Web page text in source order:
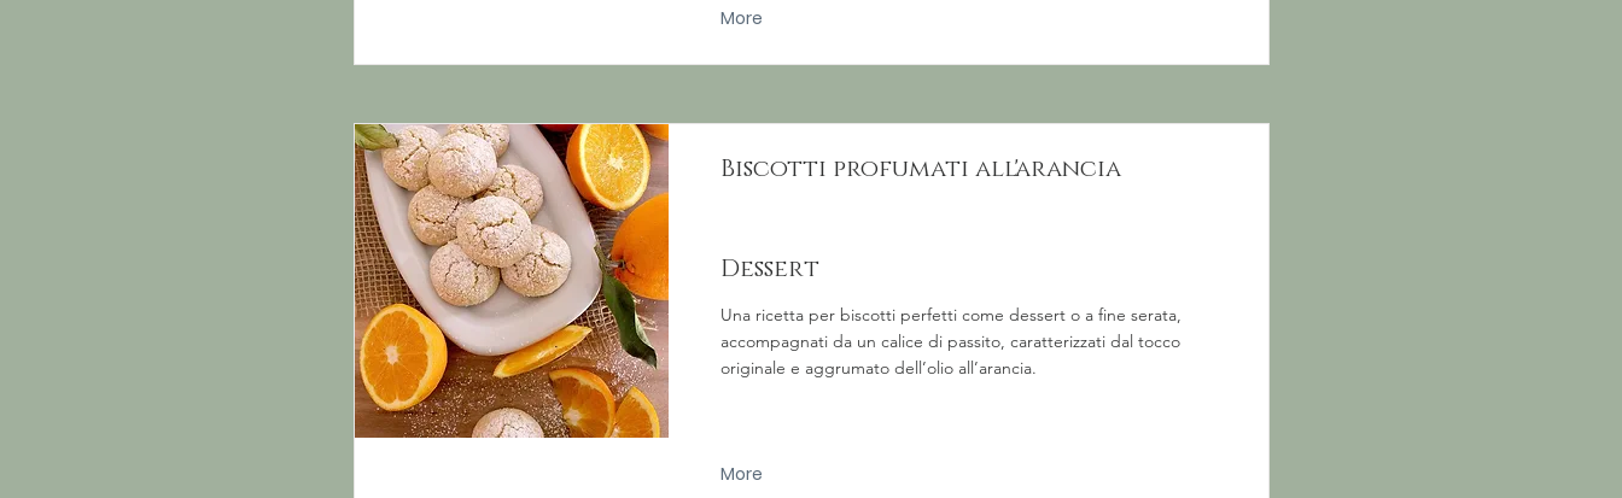
More
Biscotti profumati all'arancia
Dessert
Una ricetta per biscotti perfetti come dessert o a fine serata,
accompagnati da un calice di passito, caratterizzati dal tocco
originale e aggrumato dell’olio all’arancia.
More